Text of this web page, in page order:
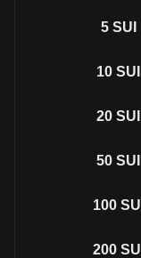
5 SUI
10 SUI
20 SUI
50 SUI
100 SUI
200 SUI